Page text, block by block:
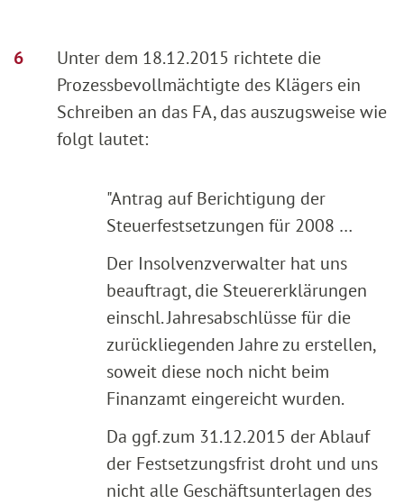
Unter dem 18.12.2015 richtete die
Prozessbevollmächtigte des Klägers ein
Schreiben an das FA, das auszugsweise wie
folgt lautet:
"Antrag auf Berichtigung der
Steuerfestsetzungen für 2008 …
Der Insolvenzverwalter hat uns
beauftragt, die Steuererklärungen
einschl. Jahresabschlüsse für die
zurückliegenden Jahre zu erstellen,
soweit diese noch nicht beim
Finanzamt eingereicht wurden.
Da ggf. zum 31.12.2015 der Ablauf
der Festsetzungsfrist droht und uns
nicht alle Geschäftsunterlagen des